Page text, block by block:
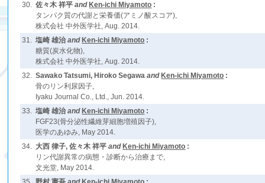
30. 佐々木 祥平 and Ken-ichi Miyamoto :
タンパク質の代謝と栄養価(アミノ酸スコア),
株式会社 中外医学社, Aug. 2014.
31. 塩崎 雄治and Ken-ichi Miyamoto :
糖質(炭水化物),
株式会社 中外医学社, Aug. 2014.
32. Sawako Tatsumi, Hiroko Segawa and Ken-ichi Miyamoto :
骨のリン利尿因子,
Iyaku Journal Co., Ltd., Jun. 2014.
33. 塩崎 雄治and Ken-ichi Miyamoto :
FGF23(骨分泌性繊維芽細胞増殖因子),
医学のあゆみ, May 2014.
34. 大西 律子, 佐々木 祥平 and Ken-ichi Miyamoto :
リン代謝異常の病態・診断から治療まで,
文光堂, May 2014.